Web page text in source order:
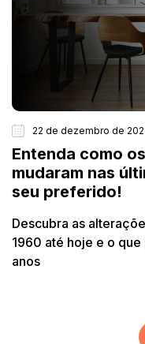
22 de dezembro de
Entenda como
mudaram nas
seu preferido!
Descubra as
1960 até hoje e o
anos